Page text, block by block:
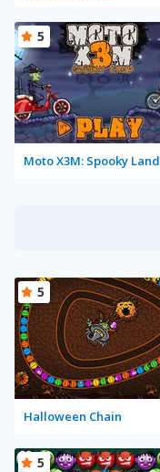
Moto X3M: Spooky Land
5
Halloween Chain
5
5